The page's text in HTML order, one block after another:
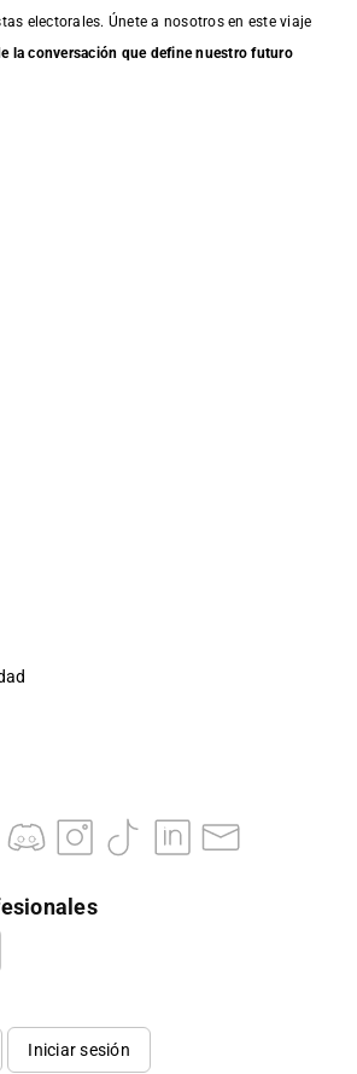
electorales. Únete a nosotros en este viaje
la conversación que define nuestro futuro
Iniciar sesión